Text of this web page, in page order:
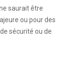
saurait être
ou pour des
sécurité ou de